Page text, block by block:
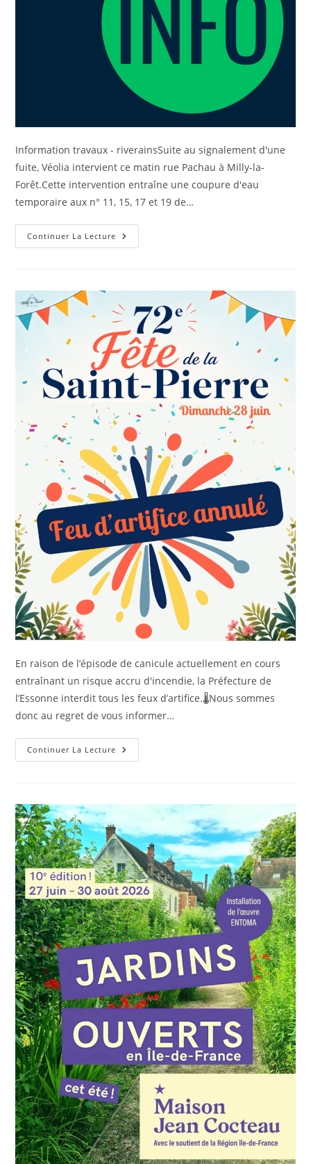
Information travaux - riverainsSuite au signalement d'une
fuite, Véolia intervient ce matin rue Pachau à Milly-la-
Forêt.Cette intervention entraîne une coupure d'eau
temporaire aux n° 11, 15, 17 et 19 de…
Continuer La Lecture
En raison de l’épisode de canicule actuellement en cours
entraînant un risque accru d'incendie, la Préfecture de
l’Essonne interdit tous les feux d’artifice.🌡Nous sommes
donc au regret de vous informer…
Continuer La Lecture